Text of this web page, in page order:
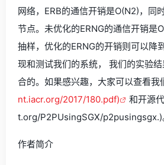
网络，ERB的通信开销是O(N2)，同
节点。未优化的ERNG的通信开销是
抽样，优化的ERNG的开销则可以降
现和测试我们的系统， 我们的实验
合的。如果感兴趣，大家可以查看我
nt.iacr.org/2017/180.pdf)
和开源
t.org/P2PUsingSGX/p2pusingsgx.)
作者简介